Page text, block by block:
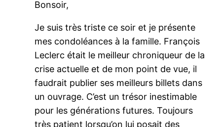
Bonsoir,
Je suis très triste ce soir et je présente
mes condoléances à la famille. François
Leclerc était le meilleur chroniqueur de la
crise actuelle et de mon point de vue, il
faudrait publier ses meilleurs billets dans
un ouvrage. C’est un trésor inestimable
pour les générations futures. Toujours
très patient lorsqu’on lui posait des